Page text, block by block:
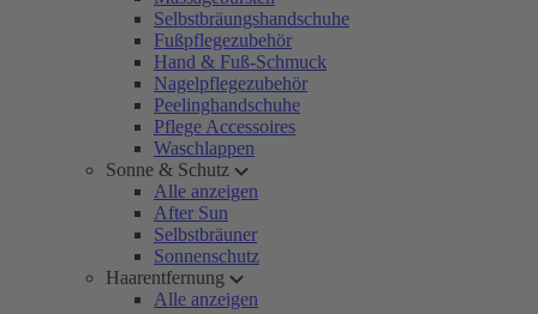
Selbstbräungshandschuhe
Fußpflegezubehör
Hand & Fuß-Schmuck
Nagelpflegezubehör
Peelinghandschuhe
Pflege Accessoires
Waschlappen
Sonne & Schutz
Alle anzeigen
After Sun
Selbstbräuner
Sonnenschutz
Haarentfernung
Alle anzeigen